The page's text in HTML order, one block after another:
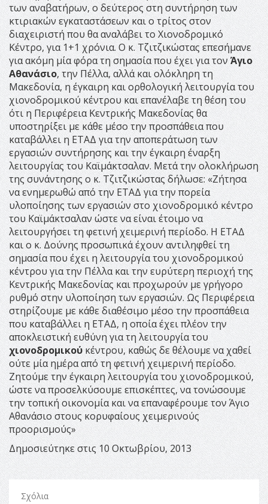
των αναβατήρων, ο δεύτερος στη συντήρηση των
κτιριακών εγκαταστάσεων και ο τρίτος στον
διαχειριστή που θα αναλάβει το Χιονοδρομικό
Κέντρο, για 1+1 χρόνια. Ο κ. Τζιτζικώστας επεσήμανε
για ακόμη μία φόρα τη σημασία που έχει για τονΆγιο
Αθανάσιο, την Πέλλα, αλλά και ολόκληρη τη
Μακεδονία, η έγκαιρη και ορθολογική λειτουργία του
χιονοδρομικού κέντρου και επανέλαβε τη θέση του
ότι η Περιφέρεια Κεντρικής Μακεδονίας θα
υποστηρίξει με κάθε μέσο την προσπάθεια που
καταβάλλει η ΕΤΑΔ για την αποπεράτωση των
εργασιών συντήρησης και την έγκαιρη έναρξη
λειτουργίας του Καϊμάκτσαλαν. Μετά την ολοκλήρωση
της συνάντησης ο κ. Τζιτζικώστας δήλωσε: «Ζήτησα
να ενημερωθώ από την ΕΤΑΔ για την πορεία
υλοποίησης των εργασιών στο χιονοδρομικό κέντρο
του Καϊμάκτσαλαν ώστε να είναι έτοιμο να
λειτουργήσει τη φετινή χειμερινή περίοδο. Η ΕΤΑΔ
και ο κ. Δούνης προσωπικά έχουν αντιληφθεί τη
σημασία που έχει η λειτουργία του χιονοδρομικού
κέντρου για την Πέλλα και την ευρύτερη περιοχή της
Κεντρικής Μακεδονίας και προχωρούν με γρήγορο
ρυθμό στην υλοποίηση των εργασιών. Ως Περιφέρεια
στηρίζουμε με κάθε διαθέσιμο μέσο την προσπάθεια
που καταβάλλει η ΕΤΑΔ, η οποία έχει πλέον την
αποκλειστική ευθύνη για τη λειτουργία του
χιονοδρομικού κέντρου, καθώς δε θέλουμε να χαθεί
ούτε μία ημέρα από τη φετινή χειμερινή περίοδο.
Ζητούμε την έγκαιρη λειτουργία του χιονοδρομικού,
ώστε να προσελκύσουμε επισκέπτες, να τονώσουμε
την τοπική οικονομία και να επαναφέρουμε τον Άγιο
Αθανάσιο στους κορυφαίους χειμερινούς
προορισμούς»
Δημοσιεύτηκε στις 10 Οκτωβρίου, 2013
Σχόλια